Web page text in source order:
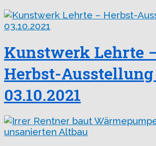
Kunstwerk Lehrte
Herbst-
03.10.2021